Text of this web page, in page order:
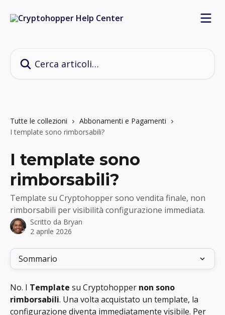
Tutte le collezioni
Abbonamenti e Pagamenti
I template sono rimborsabili?
I template sono
rimborsabili?
Template su Cryptohopper sono vendita finale, non
rimborsabili per visibilità configurazione immediata.
Scritto da Bryan
2 aprile 2026
Sommario
No. I Template su Cryptohopper non sono
rimborsabili. Una volta acquistato un template, la
configurazione diventa immediatamente visibile. Per